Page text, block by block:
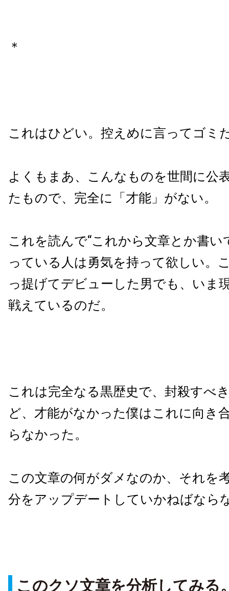
＊
これはひどい。控えめに言ってゴミ
よくもまあ、こんなものを世間に公
たもので、完全に「才能」がない。
これを読んで“これから文章とか書い
っている人は勇気を持って欲しい。
っ提げてデビューした男でも、いま
戦えているのだ。
これは完全なる黒歴史で、封殺すべ
ど、才能がなかった僕はこれに向き
らなかった。
この文章の何がダメなのか、それを
分をアップデートしていかねばなら
このクソ文章を分析してみる